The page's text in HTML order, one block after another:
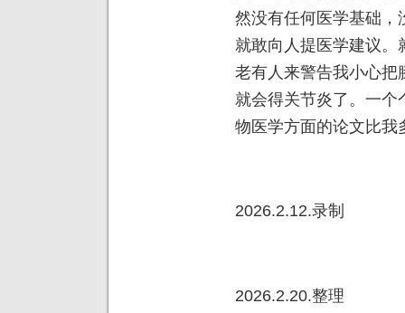
然没有任何医学基础，
就敢向人提医学建议
老有人来警告我小心把
就会得关节炎了。一
物医学方面的论文比我
2026.2.12.录制
2026.2.20.整理